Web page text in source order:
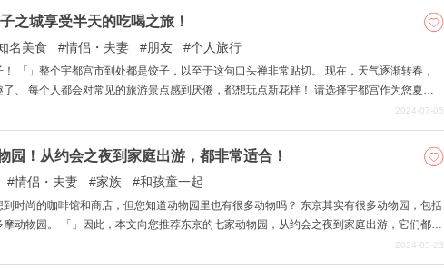
之城享受半天的吃喝之旅！
名美食 情侣・夫妻 朋友 个人旅行
整个宇都宫市到处都是饺子，以至于这句口头禅非常贴切。 现在，天气逐渐转春，
、 每个人都会对常见的旅游景点感到厌倦，都想玩点新花样！ 请选择宇都宫作为您夏前
由于它位于关东地区，从东京和神奈川前往这里也非常方便，是一日游的理想之地！ 因
的观光景点，供您从首都圈出发进行半日游。 希望您能以本文为指南，享受宇都宫之旅！
2024-07-05
园！从约会之夜到家庭出游，都非常适合！
情侣・夫妻 家族 和孩童一起
咖啡馆和商店，但您知道动物园里也有很多动物吗？ 东京其实有很多动物园，包括
，从约会之夜到家庭出游，它们都能
2024-05-23